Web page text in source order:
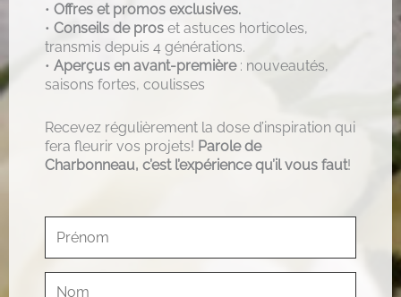
• Offres et promos exclusives.
• Conseils de pros et astuces horticoles,
transmis depuis 4 générations.
• Aperçus en avant-première: nouveautés,
saisons fortes, coulisses
Recevez régulièrement la dose d’inspiration qui
fera fleurir vos projets! Parole de
Charbonneau, c’est l’expérience qu’il vous faut!